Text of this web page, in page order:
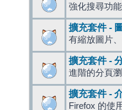
強化搜尋功
擴充套件 -
有縮放圖片
擴充套件 -
進階的分頁
擴充套件 -
Firefox 的使